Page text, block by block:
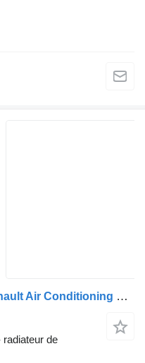
Radiateur de climatisation Renault Air Conditioning Condenser 7513811002 pour camion Renault Magnum
de